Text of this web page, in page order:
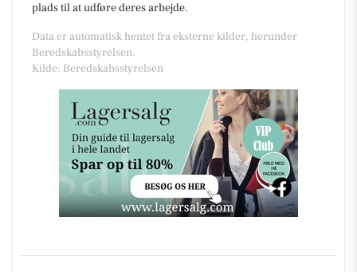
plads til at udføre deres arbejde.
Data er automatisk hentet fra eksterne kilder, herunder
Beredskabsstyrelsen.
Kilde: Beredskabsstyrelsen